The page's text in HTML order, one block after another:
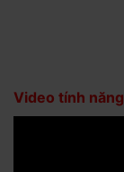
Video tính